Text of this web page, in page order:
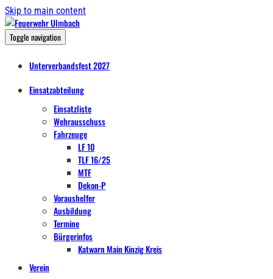
Skip to main content
Toggle navigation
Unterverbandsfest 2027
Einsatzabteilung
Einsatzliste
Wehrausschuss
Fahrzeuge
LF 10
TLF 16/25
MTF
Dekon-P
Voraushelfer
Ausbildung
Termine
Bürgerinfos
Katwarn Main Kinzig Kreis
Verein